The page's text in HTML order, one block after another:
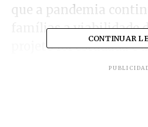
que a pandemia
famílias a viabilidade
projeto foi estudada e
passa pela aprovação
CONTINUAR